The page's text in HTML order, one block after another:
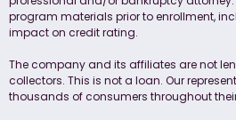
program materials prior to enrollment,
impact on credit rating.
The company and its affiliates are not
collectors. This is not a loan. Our
thousands of consumers throughout